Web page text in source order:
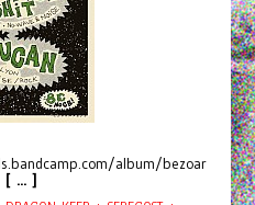
album/bezoar
[ ... ]